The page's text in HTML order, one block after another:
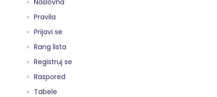
Naslovna
Pravila
Prijavi se
Rang lista
Registruj se
Raspored
Tabele